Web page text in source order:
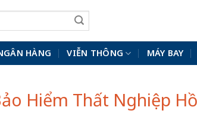
HÀNG VIỄN THÔNG MÁY BAY
Hiểm Thất Nghiệp